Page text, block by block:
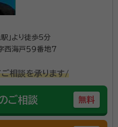
求まで、その後の重要書類等の扱
ラーの資格を持っている代
応不可能なものがありま
」より徒歩5分
海戸５９番地７
ご相談を承ります/
ご相談 無料